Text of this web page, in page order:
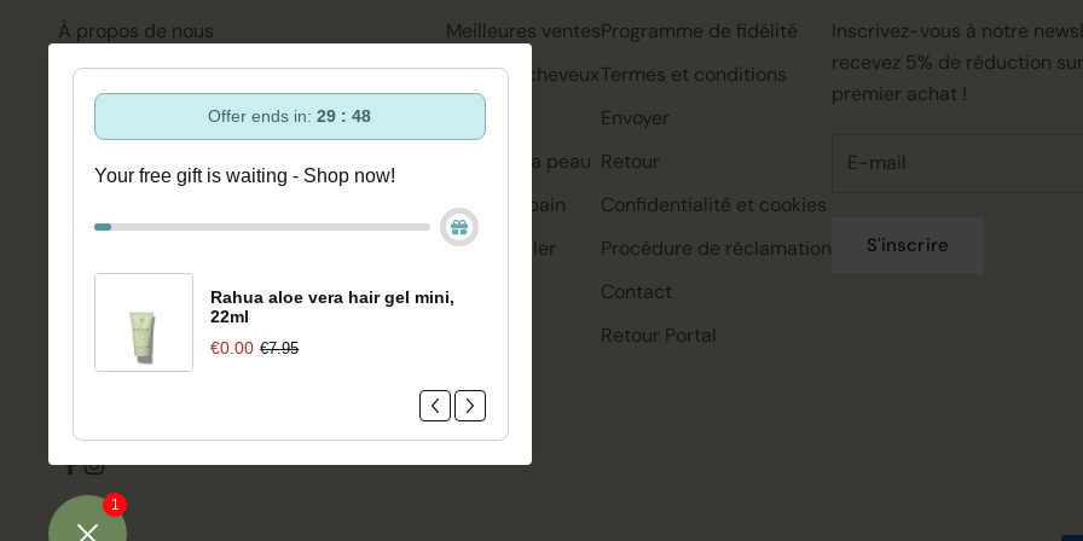
À propos de nous
Assistance et conseils via :
+3188-6063800
Lun-Ven 08:30 - 16:45
Ou via notre formulaire de contact
remplir ce formulaire.
Meilleures ventes
Soin des cheveux
Soins de la peau
Corps et bain
Se maquiller
Bien-être
Programme de fidélité
Termes et conditions
Envoyer
Retour
Confidentialité et cookies
Procédure de réclamation
Contact
Retour Portal
Inscrivez-vous à notre
recevez 5% de réduction
premier achat !
S'inscrire
1
Offer ends in:29 : 47
Your free gift is waiting - Shop now!
Rahua aloe vera hair gel mini,
22ml
€0.00 €7.95
Rahua classic conditioner mini,
€0.00
€7.95
Rahua classic shampoo mini,
€0.00
€7.95
Rahua color full shampoo mini,
€0.00
€7.95